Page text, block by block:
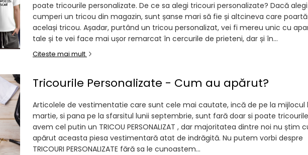
poate tricourile personalizate. De ce sa alegi tricouri personalizate? Dacă
cumperi un tricou din magazin, sunt șanse mari să fie și altcineva care poartă
același tricou. Așadar, purtând un tricou personalizat, vei fi mereu unic cu
tale și te vei face mai ușor remarcat în cercurile de prieteni, dar și în...
Citeste mai mult
Tricourile Personalizate - Cum au apărut?
Articolele de vestimentatie care sunt cele mai cautate, incă de pe la mijlocul
martie, si pana pe la sfarsitul lunii septembrie, sunt fară doar si poate
avem cel putin un TRICOU PERSONALIZAT , dar majoritatea dintre noi nu știm
apărut aceasta piesa vestimentară atat de indrăgită. Nu putem vorbi despre
TRICOURI PERSONALIZATE fără sa le cunoastem...